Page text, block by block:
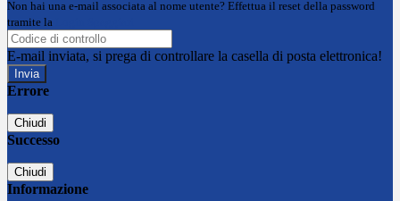
Non hai una e-mail associata al nome utente? Effettua il reset della password
tramite la
E-mail inviata, si prega di controllare la casella di posta elettronica!
Errore
Chiudi
Successo
Chiudi
Informazione